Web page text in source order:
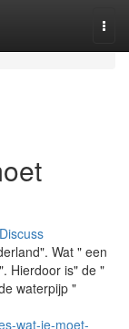
Discuss
Wat " een
Hierdoor is" de "
waterpijp "
wat-je-moet-